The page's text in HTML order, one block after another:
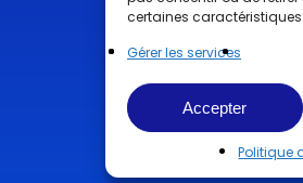
certaines
Gérer les services
Accepter
Politique